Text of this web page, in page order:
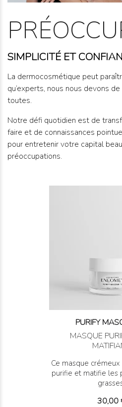
SIMPLICITÉ ET
La dermocosmétique peut
qu’experts, nous nous devons
toutes.
Notre défi quotidien est de
faire et de connaissances
pour entretenir votre capital
préoccupations.
PURIFY
MASQUE
Ce masque
purifie et matifie les
Prix
30,00